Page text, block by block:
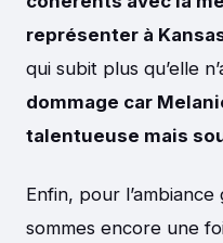
représenter à
qui subit plus qu’elle
dommage car
talentueuse mais
Enfin, pour
sommes encore une